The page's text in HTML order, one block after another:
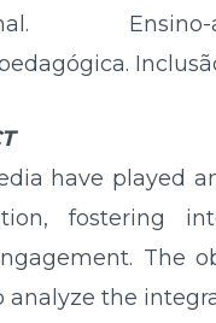
Ensino-
have played
fostering
The
analyze the